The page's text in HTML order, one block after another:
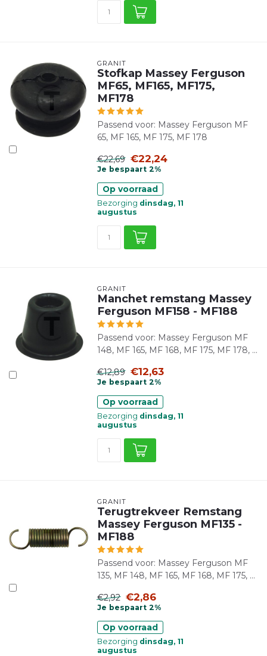
GRANIT
Stofkap Massey Ferguson
MF65, MF165, MF175,
MF178
Passend voor: Massey Ferguson MF
65, MF 165, MF 175, MF 178
€22,69 €22,24
Je bespaart 2%
Op voorraad
Bezorging dinsdag, 11
augustus
GRANIT
Manchet remstang Massey
Ferguson MF158 - MF188
Passend voor: Massey Ferguson MF
148, MF 165, MF 168, MF 175, MF 178, ...
€12,89 €12,63
Je bespaart 2%
Op voorraad
Bezorging dinsdag, 11
augustus
GRANIT
Terugtrekveer Remstang
Massey Ferguson MF135 -
MF188
Passend voor: Massey Ferguson MF
135, MF 148, MF 165, MF 168, MF 175, ...
€2,92 €2,86
Je bespaart 2%
Op voorraad
Bezorging dinsdag, 11
augustus